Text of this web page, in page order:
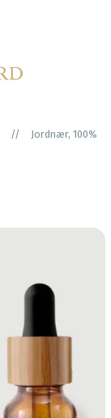
//
Jordnær, 100%